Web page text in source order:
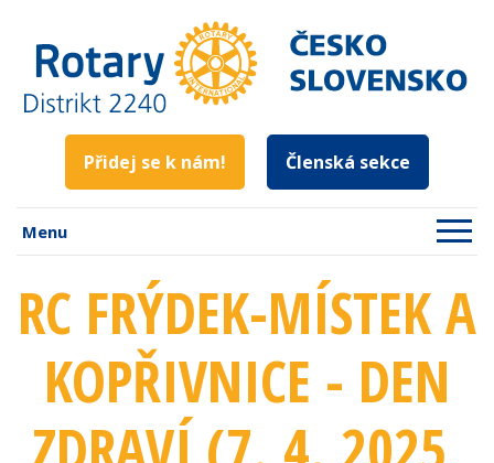
Přidej se k nám! Členská sekce
Menu
RC FRÝDEK-MÍSTEK A
KOPŘIVNICE - DEN